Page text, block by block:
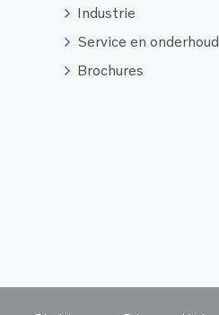
Industrie
Service en onderhoud
Brochures